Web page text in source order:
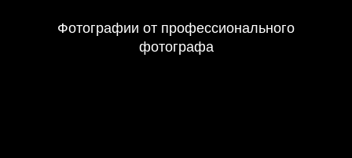
Фотографии от профессионального
фотографа